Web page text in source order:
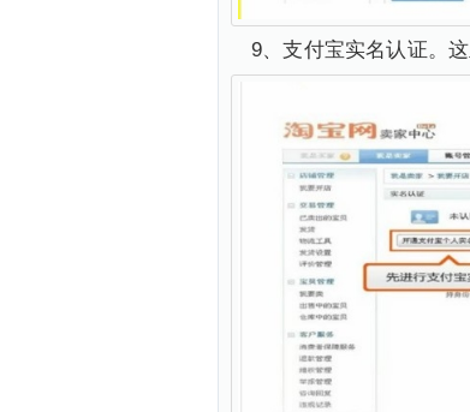
9、支付宝实名认证。